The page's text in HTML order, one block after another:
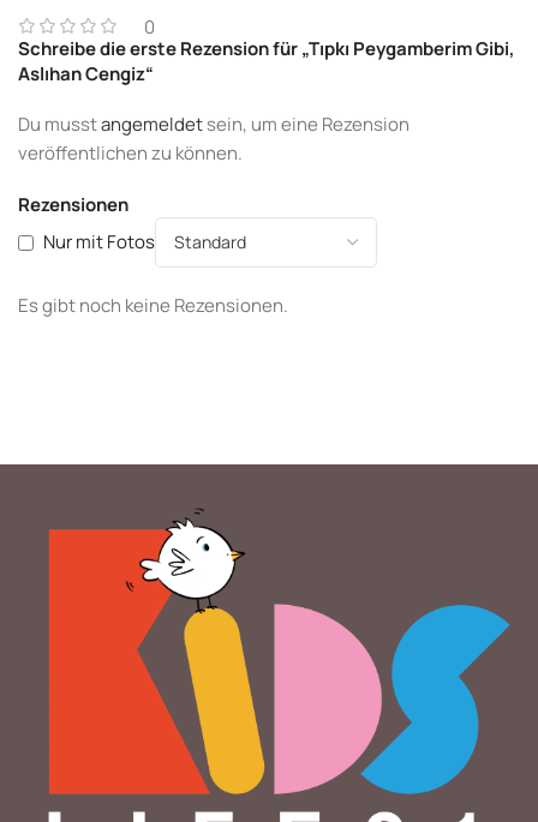
0
Rezensionen
Nur mit Fotos
Es gibt noch keine Rezensionen.
Schreibe die erste Rezension für „Tıpkı Peygamberim Gibi,
Aslıhan Cengiz“
Du musstangemeldetsein, um eine Rezension
veröffentlichen zu können.